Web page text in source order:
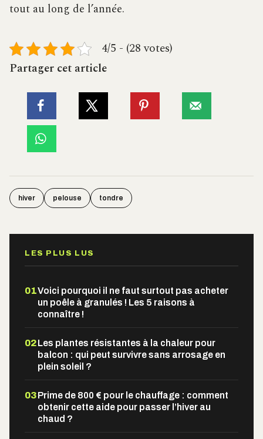
tout au long de l’année.
4/5 - (28 votes)
Partager cet article
hiver pelouse tondre
LES PLUS LUS
01Voici pourquoi il ne faut surtout pas acheter
un poêle à granulés ! Les 5 raisons à
connaître !
02Les plantes résistantes à la chaleur pour
balcon : qui peut survivre sans arrosage en
plein soleil ?
03Prime de 800 € pour le chauffage : comment
obtenir cette aide pour passer l’hiver au
chaud ?